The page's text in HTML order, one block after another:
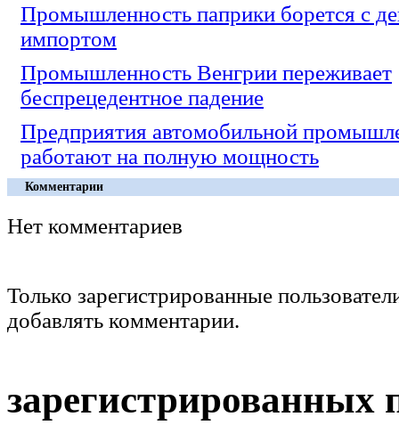
Промышленность паприки борется с
импортом
Промышленность Венгрии переживает
беспрецедентное падение
Предприятия автомобильной
работают на полную мощность
Комментарии
Нет комментариев
Только зарегистрированные
добавлять комментарии.
зарегистрированных